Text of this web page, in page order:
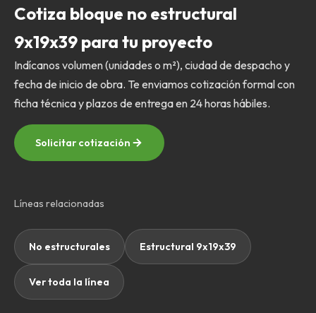
Cotiza bloque no estructural
9x19x39 para tu proyecto
Indícanos volumen (unidades o m²), ciudad de despacho y
fecha de inicio de obra. Te enviamos cotización formal con
ficha técnica y plazos de entrega en 24 horas hábiles.
Solicitar cotización
Líneas relacionadas
No estructurales Estructural 9x19x39
Ver toda la línea